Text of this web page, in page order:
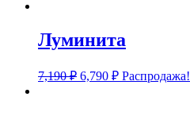
Луминита
7,190₽ 6,790 ₽ Распродажа!